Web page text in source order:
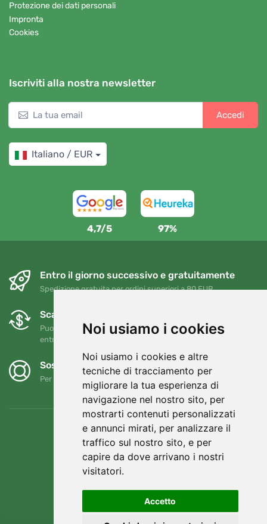
Noi usiamo i cookies
Noi usiamo i cookies e altre
tecniche di tracciamento per
migliorare la tua esperienza di
navigazione nel nostro sito, per
mostrarti contenuti personalizzati
e annunci mirati, per analizzare il
traffico sul nostro sito, e per
capire da dove arrivano i nostri
visitatori.
Accetto
Protezione dei dati personali
Impronta
Cookies
Iscriviti alla nostra newsletter
Accedi
Italiano / EUR
4,7/5 97%
Entro il giorno successivo e gratuitamente
Spedizione gratuita per ordini superiori a 80 EUR
Scambi e resi gratuiti
Puoi restituire o cambiare il tuo ordine in qualsiasi momento
entro 90 giorni
Sosteniamo Trees.org
Per ogni ordine piantiamo un albero! Leggi di più